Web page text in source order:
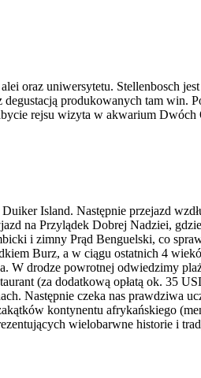
oraz uniwersytetu. Stellenbosch
produkowanych tam win.
rejsu wizyta w akwarium Dwóch
Island. Następnie przejazd
na Przylądek Dobrej Nadziei,
i zimny Prąd Benguelski, co
Burz, a w ciągu ostatnich 4
W drodze powrotnej odwiedzimy
(za dodatkową opłatą ok. 35
Następnie czeka nas prawdziwa
kontynentu afrykańskiego
wielobarwne historie i